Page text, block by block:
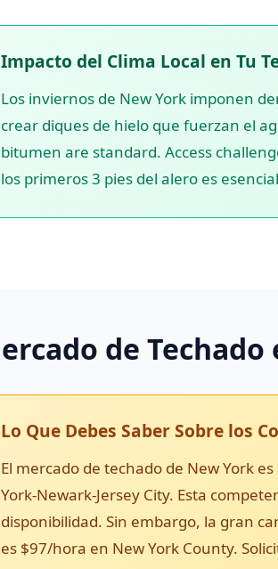
Impacto del Clima Local en Tu
Los inviernos de New York imponen
crear diques de hielo que fuerzan el
bitumen are standard. Access
los primeros 3 pies del alero es
de Techado
Lo Que Debes Saber Sobre los
El mercado de techado de New York
York-Newark-Jersey City. Esta
disponibilidad. Sin embargo, la gran
es $97/hora en New York County.